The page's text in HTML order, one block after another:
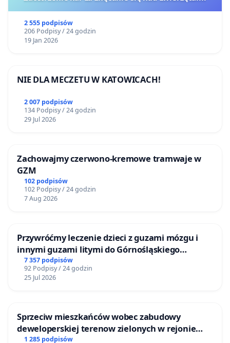
2 555 podpisów
206 Podpisy / 24 godzin
19 Jan 2026
NIE DLA MECZETU W KATOWICACH!
2 007 podpisów
134 Podpisy / 24 godzin
29 Jul 2026
Zachowajmy czerwono-kremowe tramwaje w
GZM
102 podpisów
102 Podpisy / 24 godzin
7 Aug 2026
Przywróćmy leczenie dzieci z guzami mózgu i
innymi guzami litymi do Górnośląskiego
Centrum Zdrowia Dziecka w Katowicach
7 357 podpisów
92 Podpisy / 24 godzin
25 Jul 2026
Sprzeciw mieszkańców wobec zabudowy
deweloperskiej terenow zielonych w rejonie
Bulwarów Straceńskich w Bielsku-Białej
1 285 podpisów